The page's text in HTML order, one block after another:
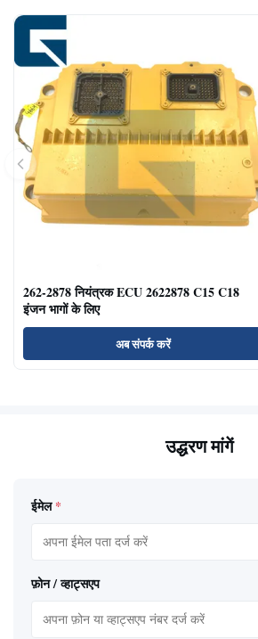
262-2878 नियंत्रक ECU 2622878 C15 C18
इंजन भागों के लिए
अब संपर्क करें
उद्धरण मांगें
ईमेल *
फ़ोन / व्हाट्सएप